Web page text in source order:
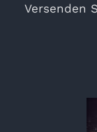
Versenden